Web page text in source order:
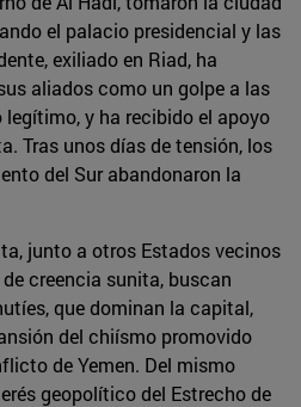
el palacio presidencial y las
exiliado en Riad, ha
aliados como un golpe a las
y ha recibido el apoyo
Tras unos días de tensión, los
del Sur abandonaron la
junto a otros Estados vecinos
creencia sunita, buscan
que dominan la capital,
del chiísmo promovido
de Yemen. Del mismo
geopolítico del Estrecho de